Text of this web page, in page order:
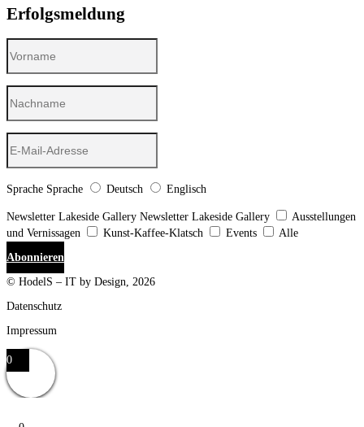
Erfolgsmeldung
Sprache Sprache Deutsch Englisch
Newsletter Lakeside Gallery Newsletter Lakeside Gallery
Ausstellungen
und Vernissagen
Kunst-Kaffee-Klatsch Events
Alle
Abonnieren
© HodelS – IT by Design, 2026
Datenschutz
Impressum
0